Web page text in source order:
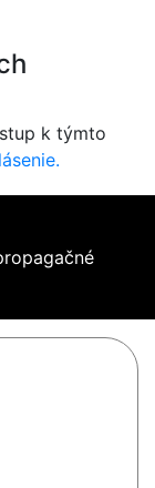
k týmto